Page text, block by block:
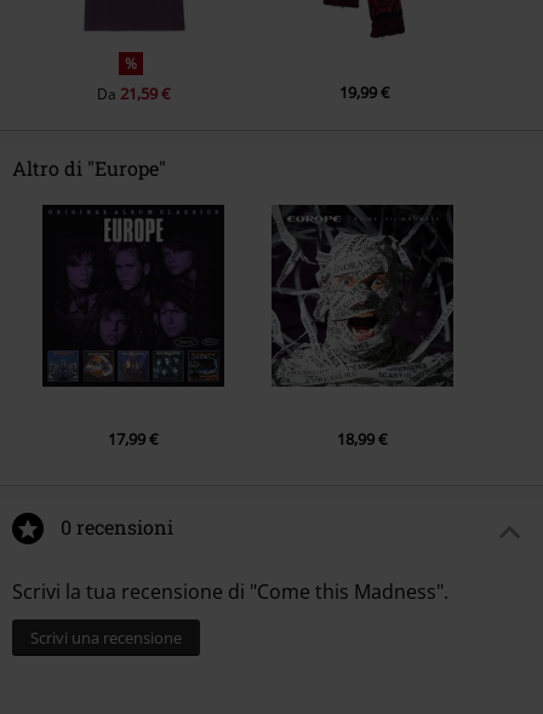
%
Da 21,59 € 19,99 €
Altro di "Europe"
17,99 € 18,99 €
0 recensioni
Scrivi la tua recensione di "Come this Madness".
Scrivi una recensione